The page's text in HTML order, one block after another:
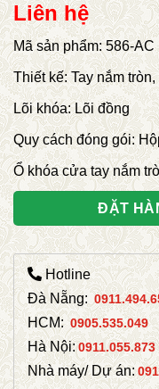
Liên hệ
Mã sản phẩm: 586-AC
Thiết kế: Tay nắm
Lõi khóa: Lõi đồng
Quy cách đóng gói:
Ổ khóa cửa tay nắm
ĐẶT
Hotline
Đà Nẵng:
HCM: 0905.535.049
Hà Nội:0911.055.873
Nhà máy/ Dự án: